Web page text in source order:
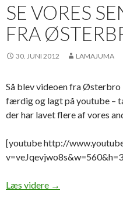
SE VORES
FRA
30. JUNI 2012 LAMAJUMA
Så blev videoen fra
færdig og lagt på youtube –
der har lavet flere af vores
[youtube http://
Læs videre Se vores seneste
→